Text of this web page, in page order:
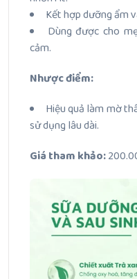
Kết hợp dưỡng ẩm
Dùng được cho
cảm.
Nhược điểm:
Hiệu quả làm mờ
sử dụng lâu dài.
Giá tham khảo: